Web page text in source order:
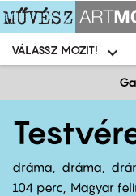
Moziválasztó
menü
VÁLASSZ MOZIT!
dráma dráma
104 perc,
Magyar